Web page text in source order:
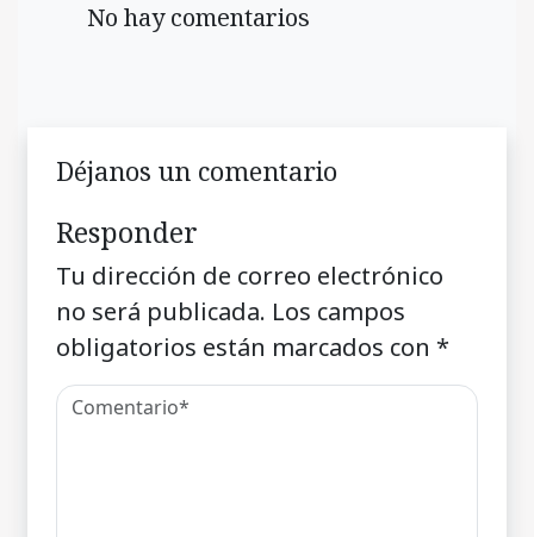
No hay comentarios
Déjanos un comentario
Responder
Tu dirección de correo electrónico
no será publicada. Los campos
obligatorios están marcados con *